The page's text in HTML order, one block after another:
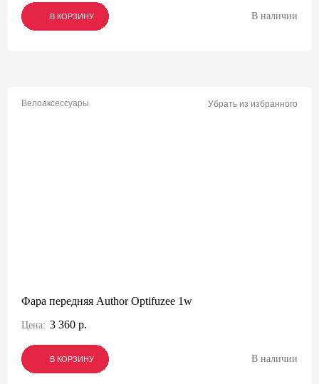
В КОРЗИНУ
В КОРЗИНУ
В КОРЗИНУ В наличии
Велоаксессуары Убрать из избранного
Фара передняя Author Optifuzee 1w
Цена: 3 360 р.
В КОРЗИНУ
В КОРЗИНУ
В КОРЗИНУ В наличии